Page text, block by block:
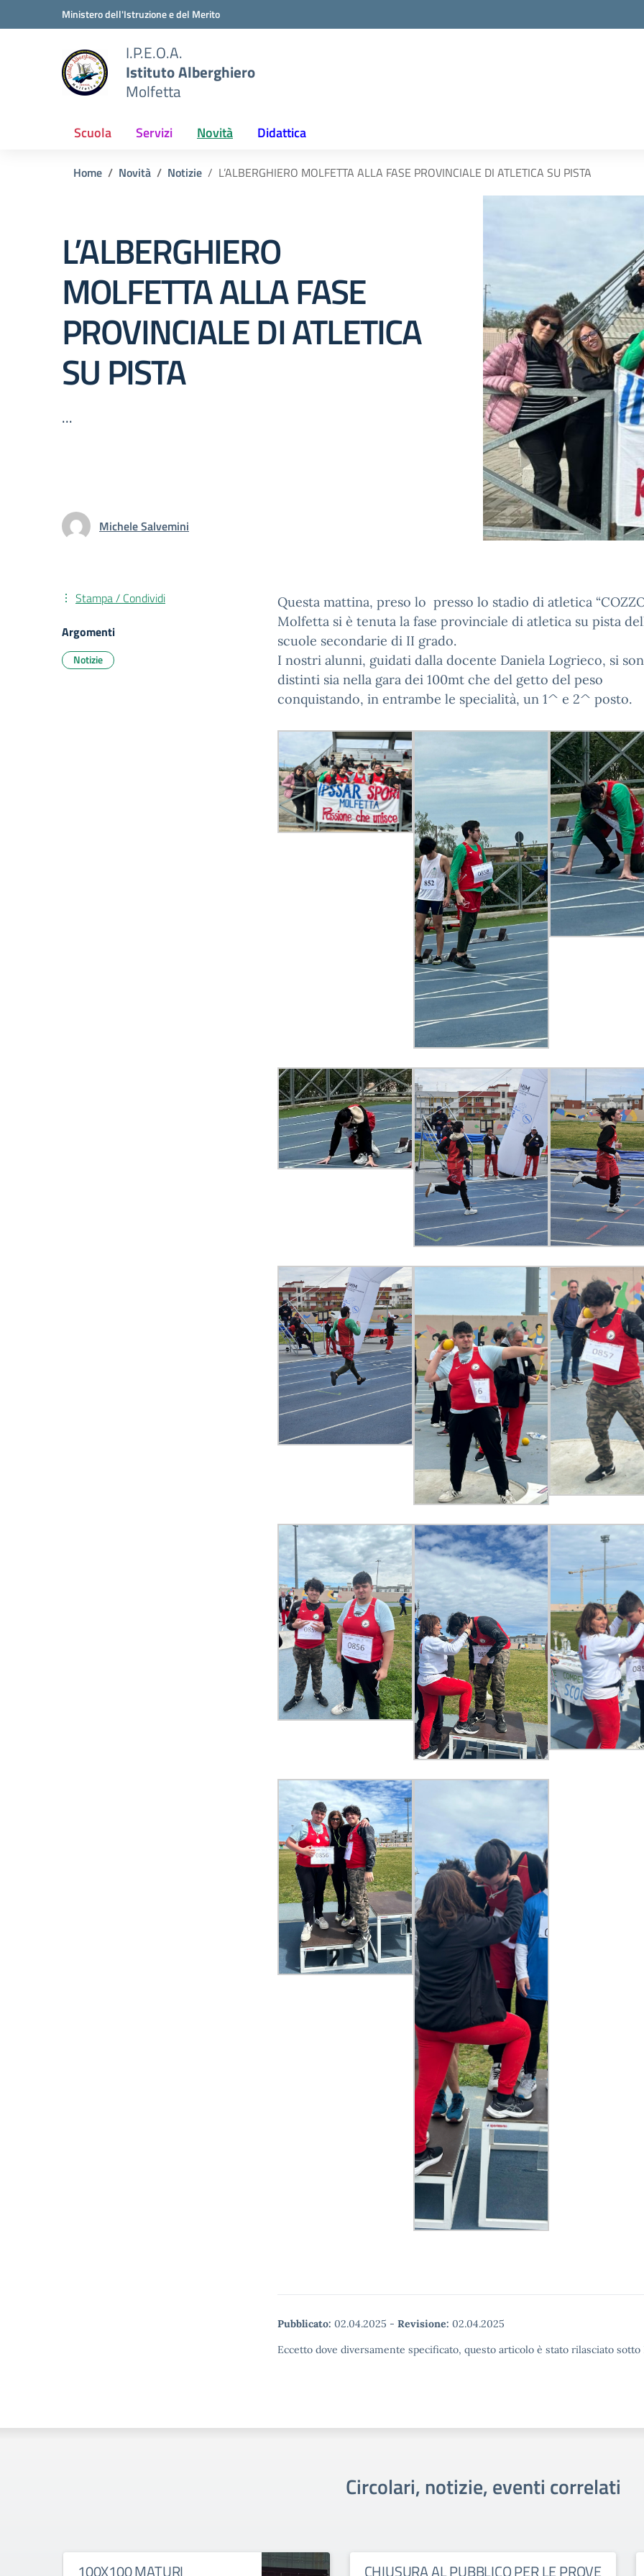
Vai ai contenuti
Vai al menu di navigazioneMinistero dell'Istruzione e del Merito
I.P.E.O.A.
Istituto Alberghiero
Molfetta
Scuola Servizi Novità Didattica
Home Novità Notizie L’ALBERGHIERO MOLFETTA ALLA FASE PROVINCIALE DI ATLETICA SU PISTA
L’ALBERGHIERO
MOLFETTA ALLA FASE
PROVINCIALE DI ATLETICA
SU PISTA
...
Michele Salvemini
Questa mattina, preso lo presso lo stadio di atletica
Molfetta si è tenuta la fase provinciale di atletica su pista
scuole secondarie di II grado.
I nostri alunni, guidati dalla docente Daniela Logrieco, si
distinti sia nella gara dei 100mt che del getto del peso
conquistando, in entrambe le specialità, un 1^ e 2^ posto.
Pubblicato: 02.04.2025 - Revisione: 02.04.2025
Eccetto dove diversamente specificato, questo articolo è stato rilasciato
Stampa / Condividi
Argomenti
Notizie
Circolari, notizie, eventi correlati
100X100 MATURI CHIUSURA AL PUBBLICO PER LE PROVE